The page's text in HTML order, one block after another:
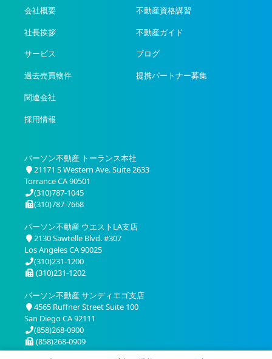
会社概要
社長挨拶
サービス
過去売買物件
関連会社
採用情報
不動産資格講習
不動産ガイド
ブログ
提携パートナー募集
パーソン不動産 トーランス本社
21171 S Western Ave. Suite 2633
Torrance CA 90501
(310)787-1045
(310)787-7668
パーソン不動産 ウエストLA支店
2130 Sawtelle Blvd. #307
Los Angeles CA 90025
(310)231-1200
(310)231-1202
パーソン不動産 サンディエゴ支店
4565 Ruffner Street Suite 100
San Diego CA 92111
(858)268-0900
(858)268-0909